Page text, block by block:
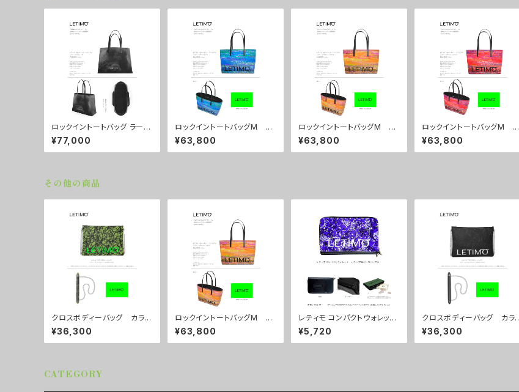
ロックイントートバッグ ラージ
サイズ カラー/ラブラビット
■配送まで約１か月
¥77,000
ロックイントートバッグM カ
ラー/シティーナイト ■配送
まで約１か月
¥63,800
ロックイントートバッグM カ
ラー/シティーサンライズ ■
配送まで約１か月
¥63,800
ロックイントートバッグM カ
ラー/シティーサンセット ■
配送まで約１か月
¥63,800
その他の商品
クロスボディーバッグ カラ
ー/ブレインズカーキ ■配送
まで約１か月
¥36,300
ロックイントートバッグM カ
ラー/シティーサンライズ ■
配送まで約１か月
¥63,800
レティモ コンパクトウォレッ
ト カラー/プロポーズパープ
ル ■配送まで3週間
¥5,720
クロスボディーバッグ カラ
ー/ミストラルブラック ■配
送まで約１か月
¥36,300
CATEGORY